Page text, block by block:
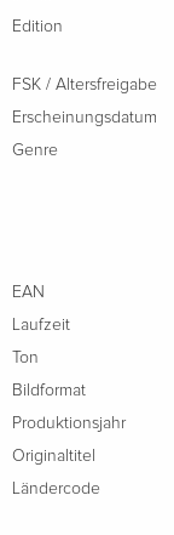
Mediabook, Uncut,
Deutsch
Französisch
Edition
FSK / Altersfreigabe
Erscheinungsdatum
Genre
EAN
Laufzeit
Ton
Bildformat
Produktionsjahr
Originaltitel
Ländercode